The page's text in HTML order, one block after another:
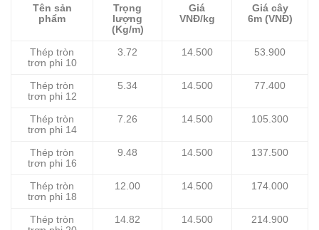
Tên sản
phẩm
Trọng
lượng
(Kg/m)
Giá
VNĐ/kg
Giá cây
6m (VNĐ)
Thép tròn
trơn phi 10
3.72 14.500 53.900
Thép tròn
trơn phi 12
5.34 14.500 77.400
Thép tròn
trơn phi 14
7.26 14.500 105.300
Thép tròn
trơn phi 16
9.48 14.500 137.500
Thép tròn
trơn phi 18
12.00 14.500 174.000
Thép tròn
14.82 14.500 214.900